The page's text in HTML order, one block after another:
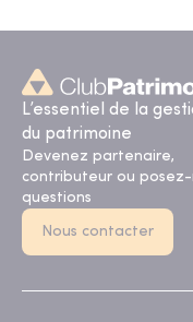
L’essentiel de la
du patrimoine
Devenez partenaire,
contributeur ou posez-
questions
Nous contacter